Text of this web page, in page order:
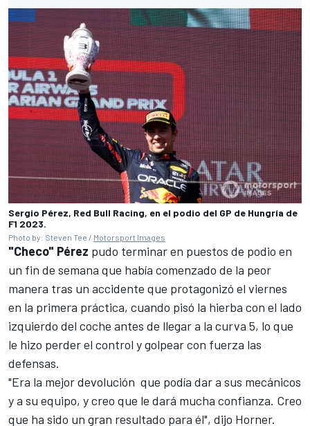
Sergio Pérez, Red Bull Racing, en el podio del GP de Hungría de
F1 2023.
Photo by: Steven Tee / Motorsport Images
"Checo" Pérez pudo terminar en puestos de podio en
un fin de semana que había comenzado de la peor
manera tras un accidente que protagonizó el viernes
en la primera práctica, cuando pisó la hierba con el lado
izquierdo del coche antes de llegar a la curva 5, lo que
le hizo perder el control y golpear con fuerza las
defensas.
"Era la mejor devolución que podía dar a sus mecánicos
y a su equipo, y creo que le dará mucha confianza. Creo
que ha sido un gran resultado para él", dijo Horner.